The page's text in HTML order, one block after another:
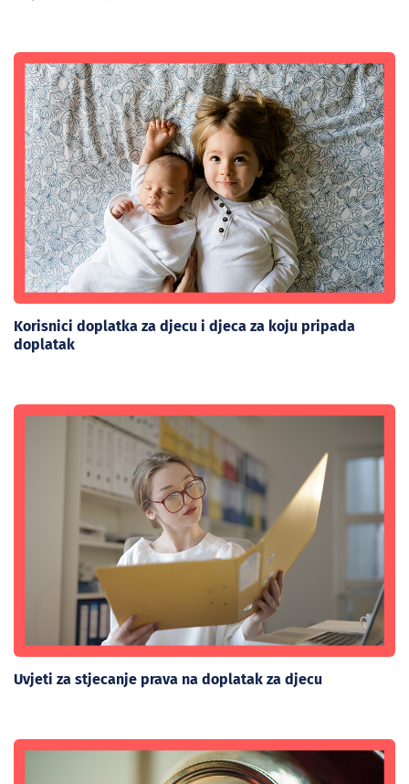
Korisnici doplatka za djecu i djeca za koju pripada
doplatak
Uvjeti za stjecanje prava na doplatak za djecu